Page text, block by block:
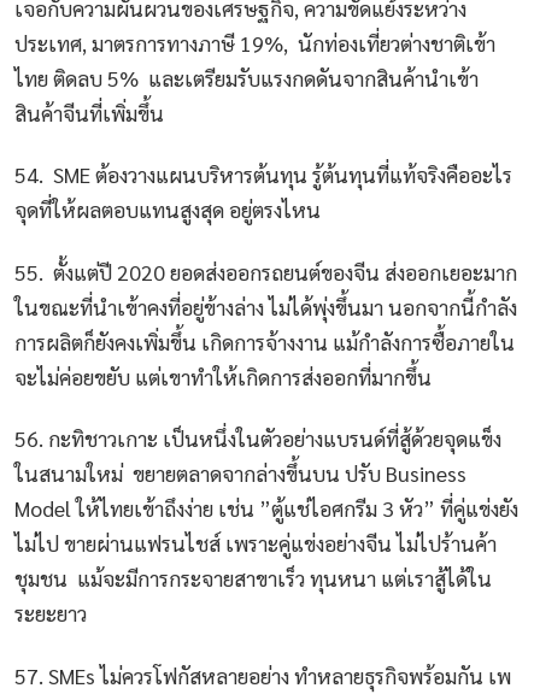
เจอกับความผันผวนของเศรษฐกิจ, ความขัดแย้งระหว่าง
ประเทศ, มาตรการทางภาษี 19%, นักท่องเที่ยวต่างชาติเข้า
ไทย ติดลบ 5% และเตรียมรับแรงกดดันจากสินค้านำเข้า
สินค้าจีนที่เพิ่มขึ้น
54. SME ต้องวางแผนบริหารต้นทุน รู้ต้นทุนที่แท้จริงคืออะไร
จุดที่ให้ผลตอบแทนสูงสุด อยู่ตรงไหน
55. ตั้งแต่ปี 2020 ยอดส่งออกรถยนต์ของจีน ส่งออกเยอะมาก
ในขณะที่นำเข้าคงที่อยู่ข้างล่าง ไม่ได้พุ่งขึ้นมา นอกจากนี้กำลัง
การผลิตก็ยังคงเพิ่มขึ้น เกิดการจ้างงาน แม้กำลังการซื้อภายใน
จะไม่ค่อยขยับ แต่เขาทำให้เกิดการส่งออกที่มากขึ้น
56. กะทิชาวเกาะ เป็นหนึ่งในตัวอย่างแบรนด์ที่สู้ด้วยจุดแข็ง
ในสนามใหม่ ขยายตลาดจากล่างขึ้นบน ปรับ Business
Model ให้ไทยเข้าถึงง่าย เช่น ”ตู้แช่ไอศกรีม 3 หัว” ที่คู่แข่งยัง
ไม่ไป ขายผ่านแฟรนไชส์ เพราะคู่แข่งอย่างจีน ไม่ไปร้านค้า
ชุมชน แม้จะมีการกระจายสาขาเร็ว ทุนหนา แต่เราสู้ได้ใน
ระยะยาว
57. SMEs ไม่ควรโฟกัสหลายอย่าง ทำหลายธุรกิจพร้อมกัน เพ